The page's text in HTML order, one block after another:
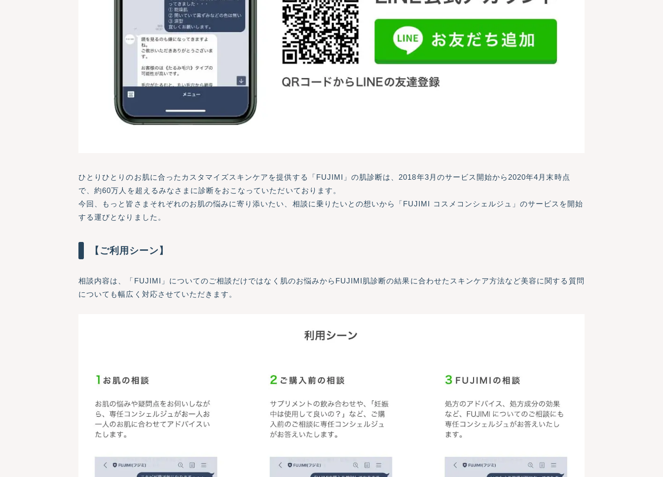
ひとりひとりのお肌に合ったカスタマイズスキンケアを提供する「FUJIMI」の肌診断は、2018年3月のサービス開始から2020年4月末時点
で、約60万人を超えるみなさまに診断をおこなっていただいております。
今回、もっと皆さまそれぞれのお肌の悩みに寄り添いたい、相談に乗りたいとの想いから「FUJIMI コスメコンシェルジュ」のサービスを開始
する運びとなりました。
【ご利用シーン】
相談内容は、「FUJIMI」についてのご相談だけではなく肌のお悩みからFUJIMI肌診断の結果に合わせたスキンケア方法など美容に関する質問
についても幅広く対応させていただきます。